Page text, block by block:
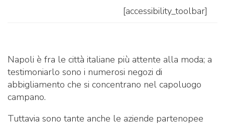
[accessibility_toolbar]
Napoli è fra le città italiane più attente alla moda; a
testimoniarlo sono i numerosi negozi di
abbigliamento che si concentrano nel capoluogo
campano.
Tuttavia sono tante anche le aziende partenopee